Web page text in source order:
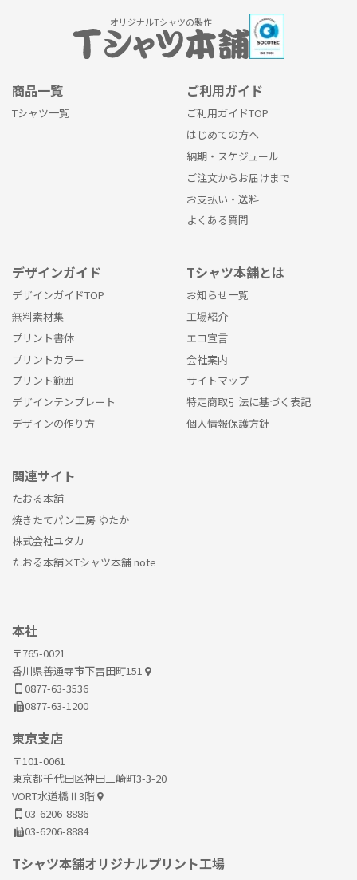
オリジナルTシャツの製作
商品一覧
Tシャツ一覧
ご利用ガイド
ご利用ガイドTOP
はじめての方へ
納期・スケジュール
ご注文からお届けまで
お支払い・送料
よくある質問
デザインガイド
デザインガイドTOP
無料素材集
プリント書体
プリントカラー
プリント範囲
デザインテンプレート
デザインの作り方
Tシャツ本舗とは
お知らせ一覧
工場紹介
エコ宣言
会社案内
サイトマップ
特定商取引法に基づく表記
個人情報保護方針
関連サイト
たおる本舗
焼きたてパン工房 ゆたか
株式会社ユタカ
たおる本舗×Tシャツ本舗 note
本社
〒765-0021
香川県善通寺市下吉田町151
0877-63-3536
0877-63-1200
東京支店
〒101-0061
東京都千代田区神田三崎町3-3-20
VORT水道橋Ⅱ3階
03-6206-8886
03-6206-8884
Tシャツ本舗オリジナルプリント工場